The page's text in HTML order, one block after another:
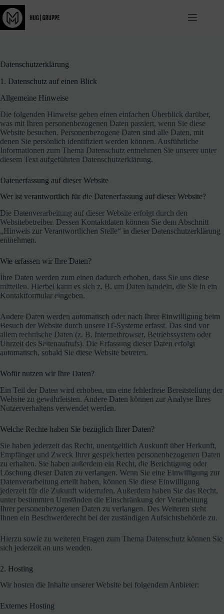
Zum
Inhalt
springen
Datenschutzerklärung
1. Datenschutz auf einen Blick
Allgemeine Hinweise
Die folgenden Hinweise geben einen einfachen Überblick darüber,
was mit Ihren personenbezogenen Daten passiert, wenn Sie diese
Website besuchen. Personenbezogene Daten sind alle Daten, mit
denen Sie persönlich identifiziert werden können. Ausführliche
Informationen zum Thema Datenschutz entnehmen Sie unserer unter
diesem Text aufgeführten Datenschutzerklärung.
Datenerfassung auf dieser Website
Wer ist verantwortlich für die Datenerfassung auf dieser Website?
Die Datenverarbeitung auf dieser Website erfolgt durch den
Websitebetreiber. Dessen Kontaktdaten können Sie dem Abschnitt
„Hinweis zur Verantwortlichen Stelle“ in dieser Datenschutzerklärung
entnehmen.
Wie erfassen wir Ihre Daten?
Ihre Daten werden zum einen dadurch erhoben, dass Sie uns diese
mitteilen. Hierbei kann es sich z. B. um Daten handeln, die Sie in ein
Kontaktformular eingeben.
Andere Daten werden automatisch oder nach Ihrer Einwilligung beim
Besuch der Website durch unsere IT-Systeme erfasst. Das sind vor
allem technische Daten (z. B. Internetbrowser, Betriebssystem oder
Uhrzeit des Seitenaufrufs). Die Erfassung dieser Daten erfolgt
automatisch, sobald Sie diese Website betreten.
Wofür nutzen wir Ihre Daten?
Ein Teil der Daten wird erhoben, um eine fehlerfreie Bereitstellung der
Website zu gewährleisten. Andere Daten können zur Analyse Ihres
Nutzerverhaltens verwendet werden.
Welche Rechte haben Sie bezüglich Ihrer Daten?
Sie haben jederzeit das Recht, unentgeltlich Auskunft über Herkunft,
Empfänger und Zweck Ihrer gespeicherten personenbezogenen Daten
zu erhalten. Sie haben außerdem ein Recht, die Berichtigung oder
Löschung dieser Daten zu verlangen. Wenn Sie eine Einwilligung zur
Datenverarbeitung erteilt haben, können Sie diese Einwilligung
jederzeit für die Zukunft widerrufen. Außerdem haben Sie das Recht,
unter bestimmten Umständen die Einschränkung der Verarbeitung
Ihrer personenbezogenen Daten zu verlangen. Des Weiteren steht
Ihnen ein Beschwerderecht bei der zuständigen Aufsichtsbehörde zu.
Hierzu sowie zu weiteren Fragen zum Thema Datenschutz können Sie
sich jederzeit an uns wenden.
2. Hosting
Wir hosten die Inhalte unserer Website bei folgendem Anbieter:
Externes Hosting